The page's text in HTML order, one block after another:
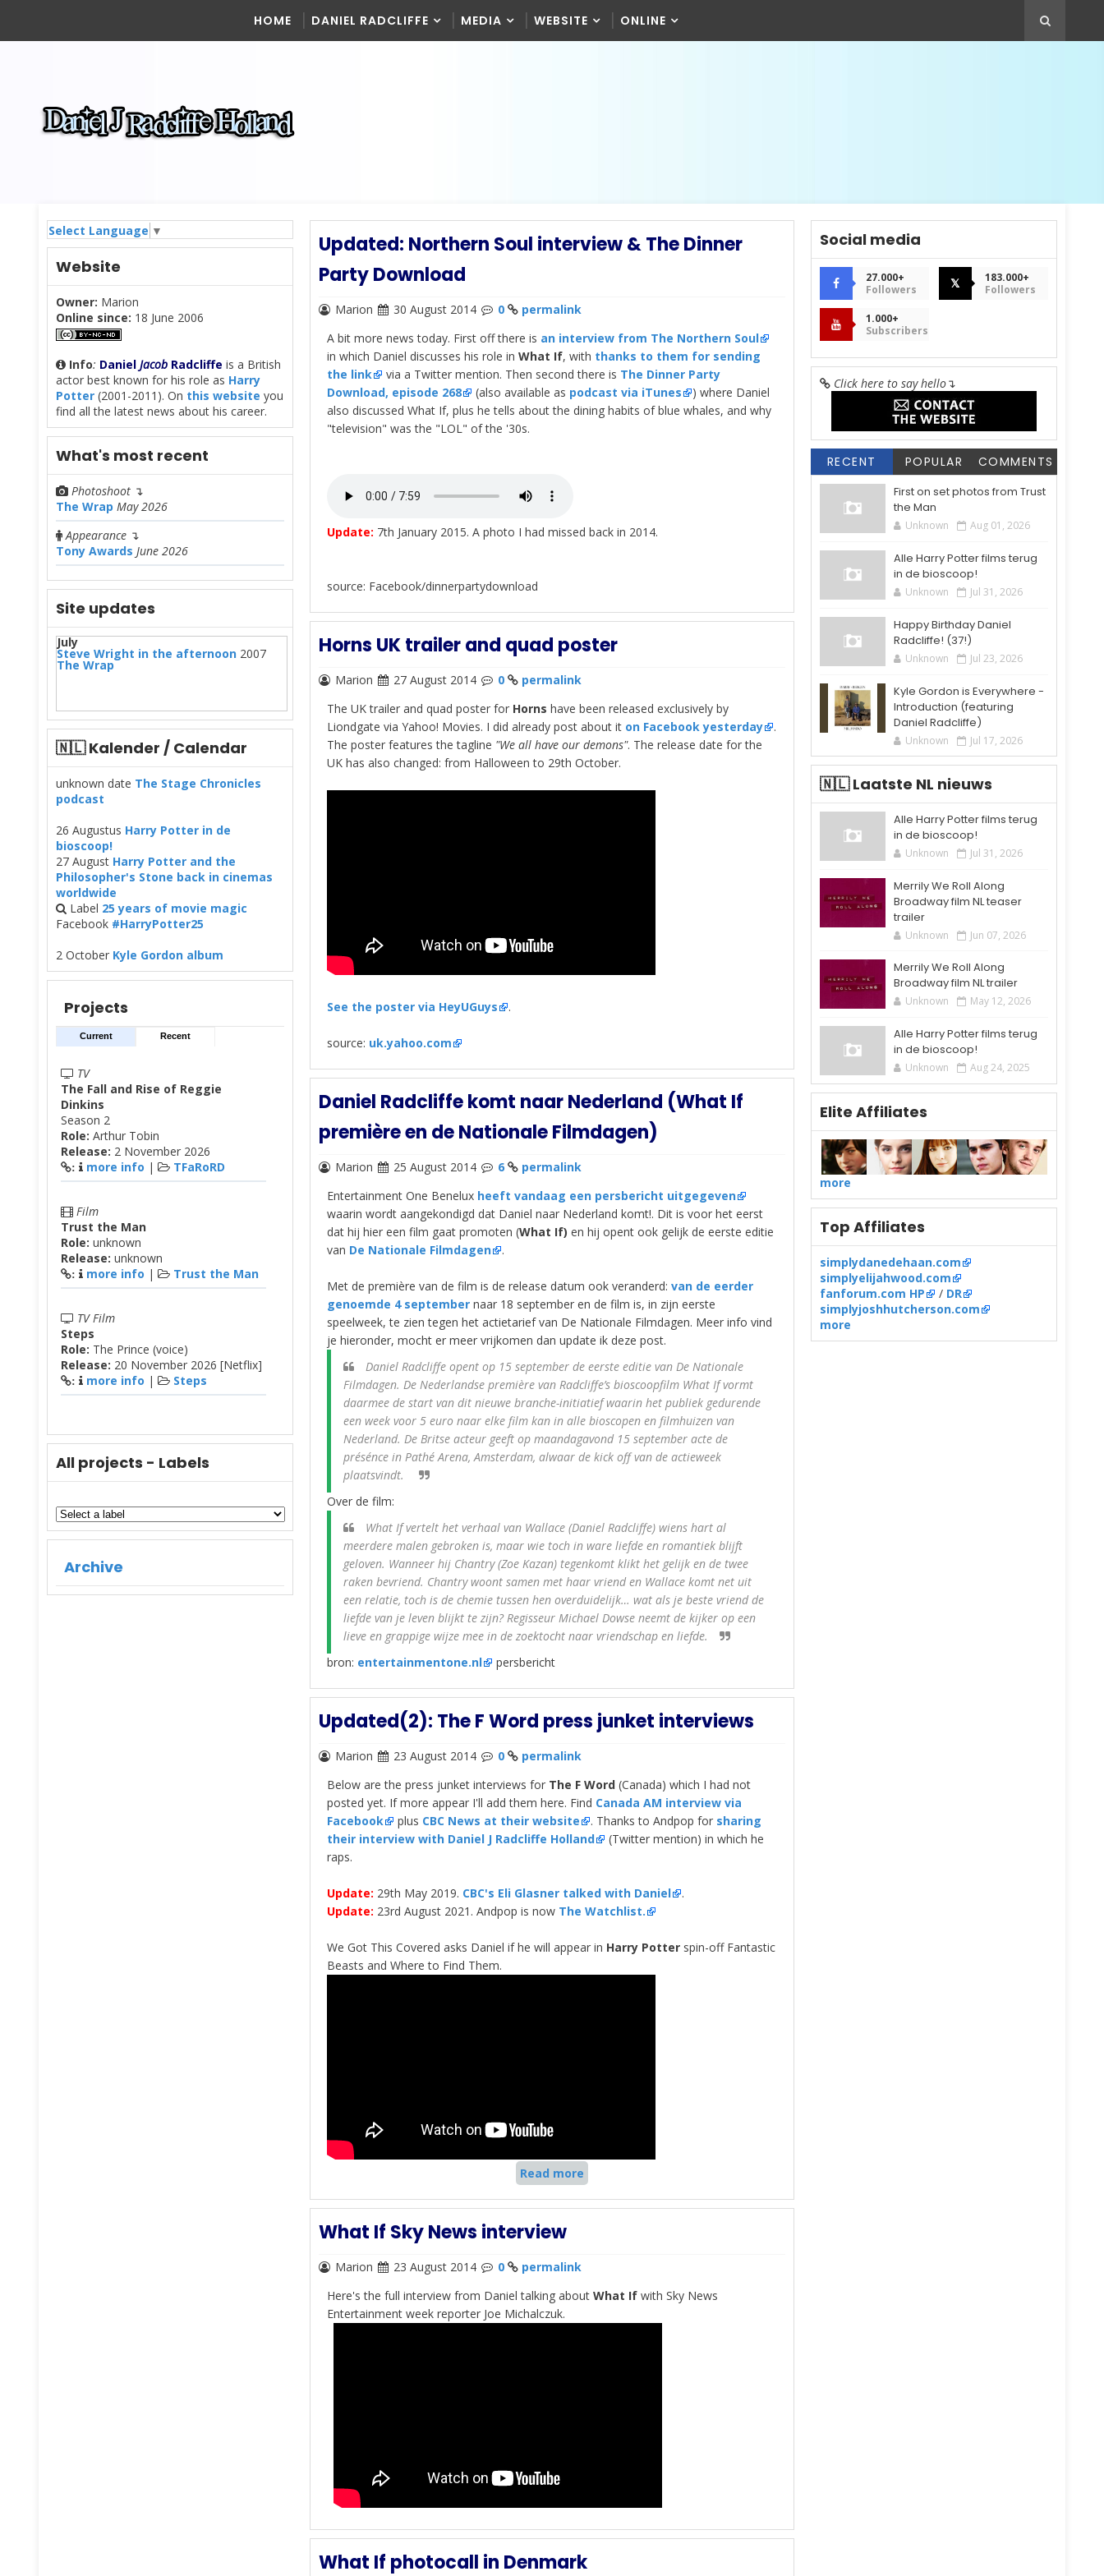
HOME DANIEL RADCLIFFE MEDIA WEBSITE ONLINE
Select Language ▼
Website
Owner: Marion
Online since: 18 June 2006
Info: Daniel Jacob Radcliffe is a British
actor best known for his role as Harry
Potter (2001-2011). On this website you
find all the latest news about his career.
What's most recent
Photoshoot ↴
The Wrap May 2026
Appearance ↴
Tony Awards June 2026
Site updates
July
Steve Wright in the afternoon 2007
The Wrap
🇳🇱 Kalender / Calendar
unknown date The Stage Chronicles
podcast
26 Augustus Harry Potter in de
bioscoop!
27 August Harry Potter and the
Philosopher's Stone back in cinemas
worldwide
Label 25 years of movie magic
Facebook #HarryPotter25
2 October Kyle Gordon album
Projects
Current Recent
TV
The Fall and Rise of Reggie
Dinkins
Season 2
Role: Arthur Tobin
Release: 2 November 2026
: more info | TFaRoRD
Film
Trust the Man
Role: unknown
Release: unknown
: more info | Trust the Man
TV Film
Steps
Role: The Prince (voice)
Release: 20 November 2026 [Netflix]
: more info | Steps
All projects - Labels
Archive
Updated: Northern Soul interview & The Dinner
Party Download
Marion 30 August 2014 0
permalink
A bit more news today. First off there is an interview from The Northern Soul
in which Daniel discusses his role in What If, with thanks to them for sending
the link
via a Twitter mention. Then second there is The Dinner Party
Download, episode 268
(also available as podcast via iTunes
) where Daniel
also discussed What If, plus he tells about the dining habits of blue whales, and why
"television" was the "LOL" of the '30s.
Update: 7th January 2015. A photo I had missed back in 2014.
source: Facebook/dinnerpartydownload
Horns UK trailer and quad poster
Marion 27 August 2014 0
permalink
The UK trailer and quad poster for Horns have been released exclusively by
Liondgate via Yahoo! Movies. I did already post about it on Facebook yesterday
.
The poster features the tagline "We all have our demons". The release date for the
UK has also changed: from Halloween to 29th October.
See the poster via HeyUGuys .
source: uk.yahoo.com
Daniel Radcliffe komt naar Nederland (What If
première en de Nationale Filmdagen)
Marion 25 August 2014 6
permalink
Entertainment One Benelux heeft vandaag een persbericht uitgegeven
waarin wordt aangekondigd dat Daniel naar Nederland komt!. Dit is voor het eerst
dat hij hier een film gaat promoten (What If) en hij opent ook gelijk de eerste editie
van De Nationale Filmdagen .
Met de première van de film is de release datum ook veranderd: van de eerder
genoemde 4 september naar 18 september en de film is, in zijn eerste
speelweek, te zien tegen het actietarief van De Nationale Filmdagen. Meer info vind
je hieronder, mocht er meer vrijkomen dan update ik deze post.
Daniel Radcliffe opent op 15 september de eerste editie van De Nationale
Filmdagen. De Nederlandse première van Radcliffe’s bioscoopfilm What If vormt
daarmee de start van dit nieuwe branche-initiatief waarin het publiek gedurende
een week voor 5 euro naar elke film kan in alle bioscopen en filmhuizen van
Nederland. De Britse acteur geeft op maandagavond 15 september acte de
présénce in Pathé Arena, Amsterdam, alwaar de kick off van de actieweek
plaatsvindt.
Over de film:
What If vertelt het verhaal van Wallace (Daniel Radcliffe) wiens hart al
meerdere malen gebroken is, maar wie toch in ware liefde en romantiek blijft
geloven. Wanneer hij Chantry (Zoe Kazan) tegenkomt klikt het gelijk en de twee
raken bevriend. Chantry woont samen met haar vriend en Wallace komt net uit
een relatie, toch is de chemie tussen hen overduidelijk… wat als je beste vriend de
liefde van je leven blijkt te zijn? Regisseur Michael Dowse neemt de kijker op een
lieve en grappige wijze mee in de zoektocht naar vriendschap en liefde.
bron: entertainmentone.nl persbericht
Updated(2): The F Word press junket interviews
Marion 23 August 2014 0
permalink
Below are the press junket interviews for The F Word (Canada) which I had not
posted yet. If more appear I'll add them here. Find Canada AM interview via
Facebook
plus CBC News at their website . Thanks to Andpop for sharing
their interview with Daniel J Radcliffe Holland
(Twitter mention) in which he
raps.
Update: 29th May 2019. CBC's Eli Glasner talked with Daniel
.
Update: 23rd August 2021. Andpop is now The Watchlist.
We Got This Covered asks Daniel if he will appear in Harry Potter spin-off Fantastic
Beasts and Where to Find Them.
Read more
What If Sky News interview
Marion 23 August 2014 0
permalink
Here's the full interview from Daniel talking about What If with Sky News
Entertainment week reporter Joe Michalczuk.
What If photocall in Denmark
Social media
27.000+
Followers
𝕏
183.000+
Followers
1.000+
Subscribers
Click here to say hello↴
RECENT POPULAR COMMENTS
First on set photos from Trust
the Man
Unknown Aug 01, 2026
Alle Harry Potter films terug
in de bioscoop!
Unknown Jul 31, 2026
Happy Birthday Daniel
Radcliffe! (37!)
Unknown Jul 23, 2026
Kyle Gordon is Everywhere -
Introduction (featuring
Daniel Radcliffe)
Unknown Jul 17, 2026
🇳🇱 Laatste NL nieuws
Alle Harry Potter films terug
in de bioscoop!
Unknown Jul 31, 2026
Merrily We Roll Along
Broadway film NL teaser
trailer
Unknown Jun 07, 2026
Merrily We Roll Along
Broadway film NL trailer
Unknown May 12, 2026
Alle Harry Potter films terug
in de bioscoop!
Unknown Aug 24, 2025
Elite Affiliates
more
Top Affiliates
simplydanedehaan.com
simplyelijahwood.com
fanforum.com HP
/ DR
simplyjoshhutcherson.com
more